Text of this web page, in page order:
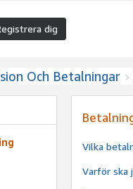
dig
Och Betalningar
Vilka
Varför ska